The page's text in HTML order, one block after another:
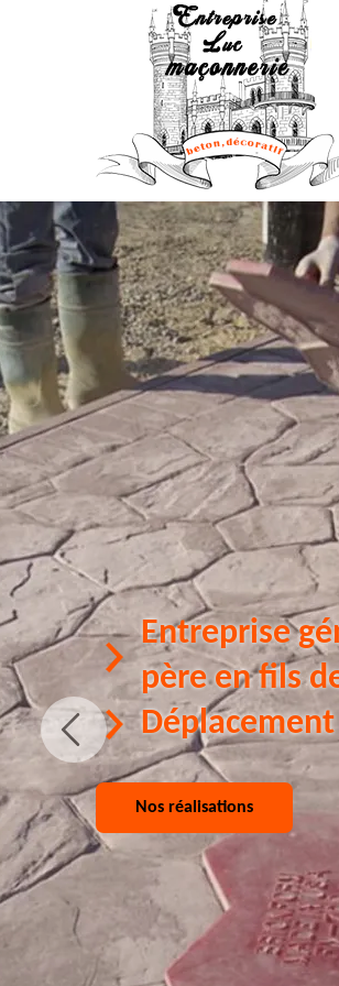
Entreprise
père en fils
Nos réalisations